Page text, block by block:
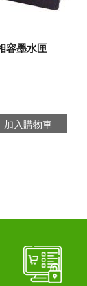
容墨水匣
加入購物車